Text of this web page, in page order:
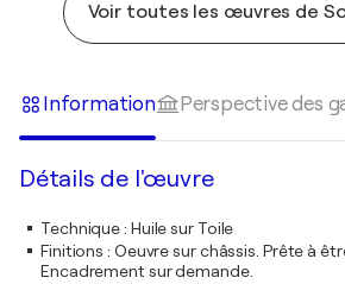
Voir toutes les œuvres de
Information Perspective des
Détails de l'œuvre
Technique: Huile sur Toile
Finitions : Oeuvre sur châssis. Prête à
Encadrement sur demande.